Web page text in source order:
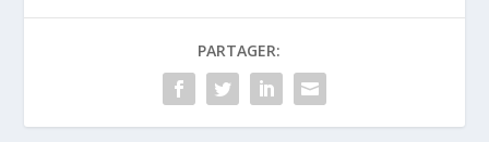
PARTAGER: